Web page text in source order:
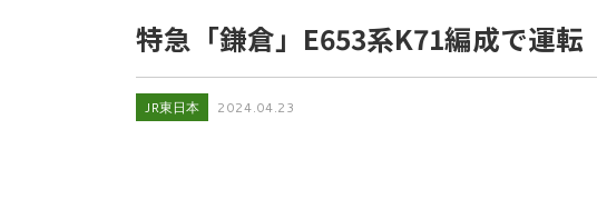
特急「鎌倉」E653系K71編成で運転
JR東日本 2024.04.23